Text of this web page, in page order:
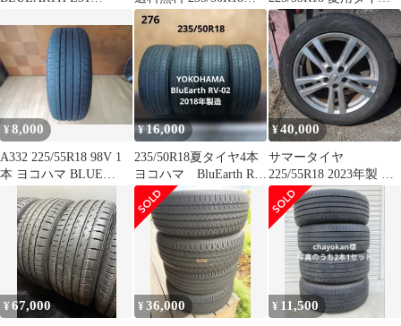
97V 夏 ヨコハマ
BluEarth-XT ブルーア
ース AE61 アルファー
ド ヴェルファイア
RAV4 NO,YN1836
2024年1本バリ山
¥8,000
A332 225/55R18 98V 1
本 ヨコハマ BLUE
¥16,000
235/50R18夏タイヤ4本
ヨコハマ BluEarth RV-
02
¥40,000
サマータイヤ
225/55R18 2023年製 ホ
イル付き
¥67,000 ¥36,000 ¥ 11,500